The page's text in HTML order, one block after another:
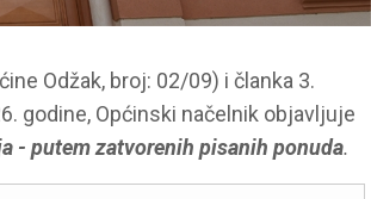
Odžak, broj: 02/09) i članka 3.
godine, Općinski načelnik objavljuje
- putem zatvorenih pisanih ponuda.